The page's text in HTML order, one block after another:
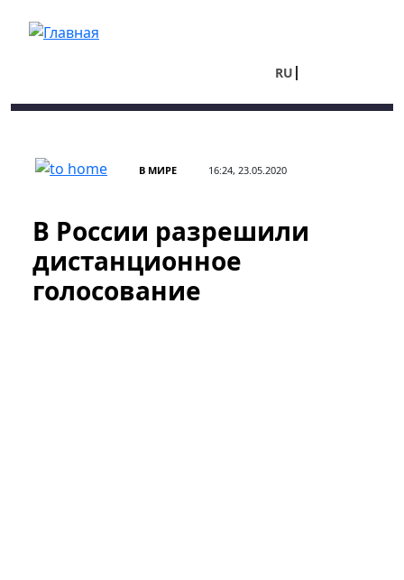
RU
В МИРЕ 16:24, 23.05.2020
В России разрешили
дистанционное
голосование